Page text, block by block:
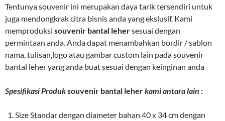
Tentunya souvenir ini merupakan daya tarik tersendiri untuk
juga mendongkrak citra bisnis anda yang ekslusif. Kami
memproduksi souvenir bantal lehersesuai dengan
permintaan anda. Anda dapat menambahkan bordir / sablon
nama, tulisan,logo atau gambar custom lain pada souvenir
bantal leher yang anda buat sesuai dengan keinginan anda
Spesifikasi Produksouvenir bantal leherkami antara lain :
Size Standar dengan diameter bahan 40 x 34 cm dengan